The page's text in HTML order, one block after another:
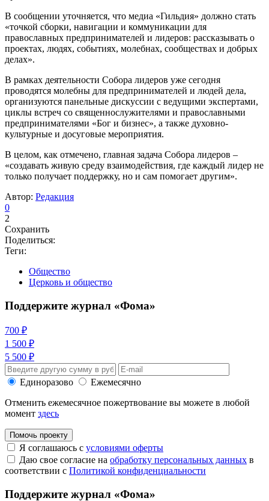
В сообщении уточняется, что медиа «Гильдия» должно стать
«точкой сборки, навигации и коммуникации для
православных предпринимателей и лидеров: рассказывать о
проектах, людях, событиях, молебнах, сообществах и добрых
делах».
В рамках деятельности Собора лидеров уже сегодня
проводятся молебны для предпринимателей и людей дела,
организуются панельные дискуссии с ведущими экспертами,
циклы встреч со священнослужителями и православными
предпринимателями «Бог и бизнес», а также духовно-
культурные и досуговые мероприятия.
В целом, как отмечено, главная задача Собора лидеров –
«создавать живую среду взаимодействия, где каждый лидер не
только получает поддержку, но и сам помогает другим».
Автор: Редакция
0
2
Сохранить
Поделиться:
Теги:
Общество
Церковь и общество
Поддержите журнал «Фома»
700 ₽
1 500 ₽
5 500 ₽
Единоразово
Ежемесячно
Отменить ежемесячное пожертвование вы можете в любой
момент здесь
Помочь проекту
Я соглашаюсь с условиями оферты
Даю свое согласие на обработку персональных данных в
соответствии с Политикой конфиденциальности
Поддержите журнал «Фома»